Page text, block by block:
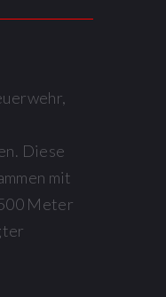
Diese
mit
Meter